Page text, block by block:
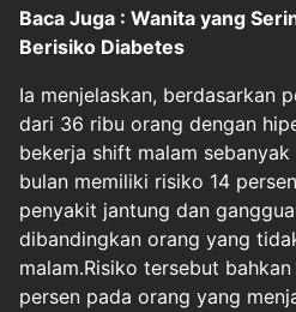
Baca Juga : Wanita yang
Berisiko Diabetes
Ia menjelaskan, berdasarkan
dari 36 ribu orang dengan
bekerja shift malam
bulan memiliki risiko 14
penyakit jantung dan
dibandingkan orang yang
malam.Risiko tersebut
persen pada orang yang